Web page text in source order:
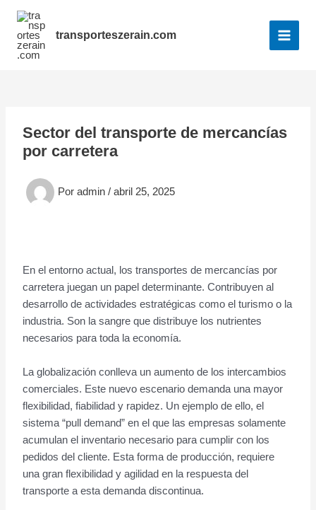
contenido
transporteszerain.com
MAIN
Sector del transporte de mercancías
por carretera
Por admin / abril 25, 2025
En el entorno actual, los transportes de mercancías por
carretera juegan un papel determinante. Contribuyen al
desarrollo de actividades estratégicas como el turismo o la
industria. Son la sangre que distribuye los nutrientes
necesarios para toda la economía.
La globalización conlleva un aumento de los intercambios
comerciales. Este nuevo escenario demanda una mayor
flexibilidad, fiabilidad y rapidez. Un ejemplo de ello, el
sistema “pull demand” en el que las empresas solamente
acumulan el inventario necesario para cumplir con los
pedidos del cliente. Esta forma de producción, requiere
una gran flexibilidad y agilidad en la respuesta del
transporte a esta demanda discontinua.